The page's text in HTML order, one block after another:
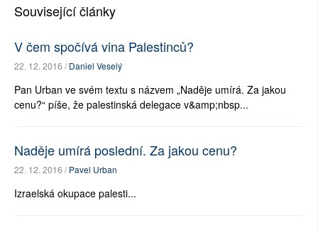
Související články
V čem spočívá vina Palestinců?
22. 12. 2016 /Daniel Veselý
Pan Urban ve svém textu s názvem „Naděje umírá. Za jakou
cenu?“ píše, že palestinská delegace v&amp;nbsp...
Naděje umírá poslední. Za jakou cenu?
22. 12. 2016 /Pavel Urban
Izraelská okupace palesti...